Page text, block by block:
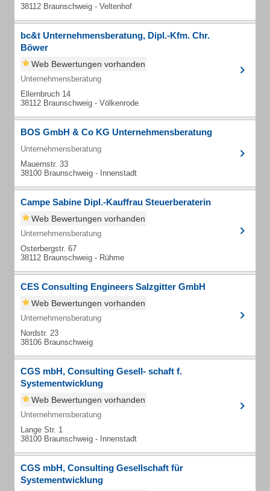
38112 Braunschweig - Veltenhof
bc&t Unternehmensberatung, Dipl.-Kfm. Chr.
Böwer
Web Bewertungen vorhanden
Unternehmensberatung
Ellernbruch 14
38112 Braunschweig - Völkenrode
BOS GmbH & Co KG Unternehmensberatung
Unternehmensberatung
Mauernstr. 33
38100 Braunschweig - Innenstadt
Campe Sabine Dipl.-Kauffrau Steuerberaterin
Web Bewertungen vorhanden
Unternehmensberatung
Osterbergstr. 67
38112 Braunschweig - Rühme
CES Consulting Engineers Salzgitter GmbH
Web Bewertungen vorhanden
Unternehmensberatung
Nordstr. 23
38106 Braunschweig
CGS mbH, Consulting Gesell- schaft f.
Systementwicklung
Web Bewertungen vorhanden
Unternehmensberatung
Lange Str. 1
38100 Braunschweig - Innenstadt
CGS mbH, Consulting Gesellschaft für
Systementwicklung